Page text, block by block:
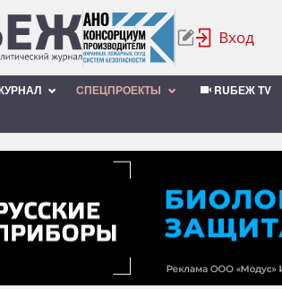
СПЕЦПРОЕКТЫ RUБЕЖ TV